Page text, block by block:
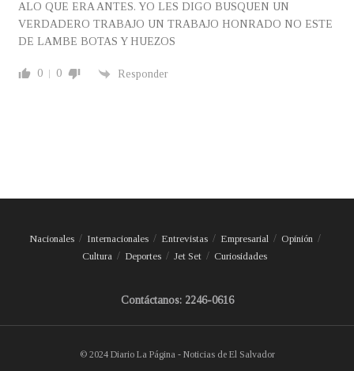
ALO QUE ERA ANTES. YO LES DIGO BUSQUEN UN
VERDADERO TRABAJO UN TRABAJO HONRADO NO ESTE
DE LAMBE BOTAS Y HUEZOS
0 0 Responder
Nacionales Internacionales Entrevistas Empresarial
Opinión
Cultura
Deportes Jet Set Curiosidades
Contáctanos: 2246-0616
© 2024 Diario La Página - Noticias de El Salvador